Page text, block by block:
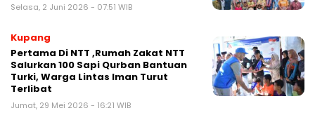
Selasa, 2 Juni 2026 - 07:51 WIB
Kupang
Pertama Di NTT ,Rumah Zakat NTT
Salurkan 100 Sapi Qurban Bantuan
Turki, Warga Lintas Iman Turut
Terlibat
Jumat, 29 Mei 2026 - 16:21 WIB